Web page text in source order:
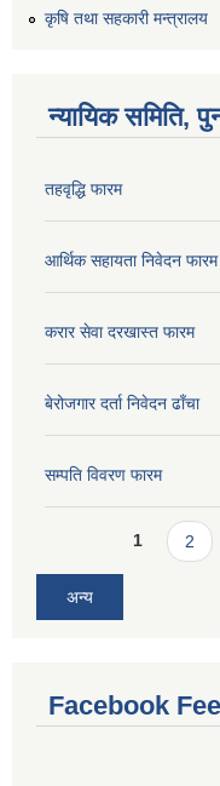
कृषि तथा सहकारी मन्त्रालय
न्यायिक समिति,
तहवृद्धि फारम
आर्थिक सहायता निवेदन
करार सेवा दरखास्त फारम
बेरोजगार दर्ता निवेदन ढाँचा
सम्पति विवरण फारम
Pages1 2
अन्य
Facebook